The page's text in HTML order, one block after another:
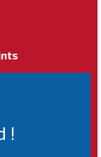
!